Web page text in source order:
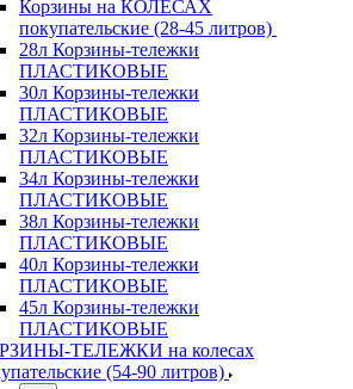
Корзины на КОЛЕСАХ
покупательские (28-45 литров)
28л Корзины-тележки
ПЛАСТИКОВЫЕ
30л Корзины-тележки
ПЛАСТИКОВЫЕ
32л Корзины-тележки
ПЛАСТИКОВЫЕ
34л Корзины-тележки
ПЛАСТИКОВЫЕ
38л Корзины-тележки
ПЛАСТИКОВЫЕ
40л Корзины-тележки
ПЛАСТИКОВЫЕ
45л Корзины-тележки
ПЛАСТИКОВЫЕ
ТЕЛЕЖКИ на колесах
(54-90 литров)